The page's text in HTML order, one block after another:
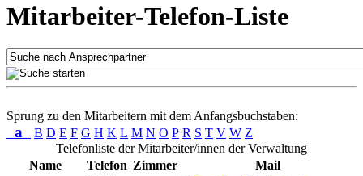
Mitarbeiter-Telefon-Liste
Sprung zu den Mitarbeitern mit dem Anfangsbuchstaben:
a B D E F G H K L M N O P R S T V W Z
Telefonliste der Mitarbeiter/innen der Verwaltung
Name
Telefon Zimmer
Mail